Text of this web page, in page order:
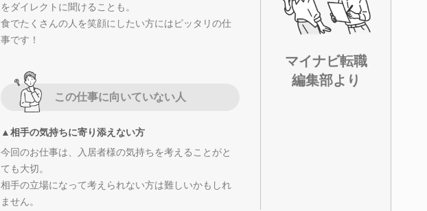
をダイレクトに聞けることも。
食でたくさんの人を笑顔にしたい方にはピッタリの仕
事です！
この仕事に向いていない人
▲相手の気持ちに寄り添えない方
今回のお仕事は、入居者様の気持ちを考えることがと
ても大切。
相手の立場になって考えられない方は難しいかもしれ
ません。
マイナビ転職
編集部より